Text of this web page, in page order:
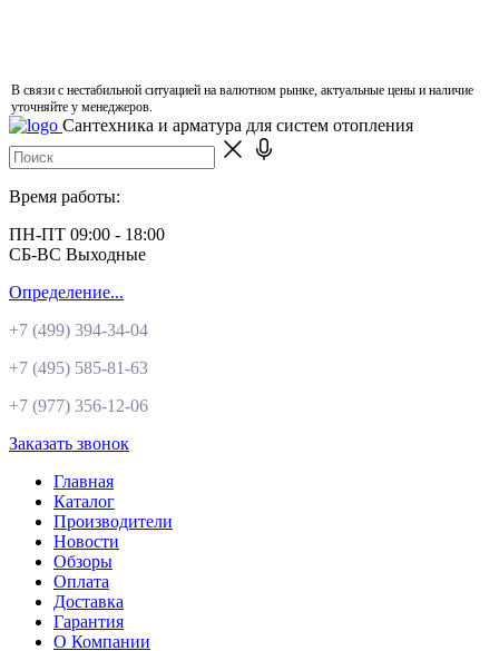
В связи с нестабильной ситуацией на валютном рынке, актуальные цены и наличие
уточняйте у менеджеров.
Сантехника и арматура для систем отопления
Время работы:
ПН-ПТ 09:00 - 18:00
СБ-ВС Выходные
Определение...
+7 (499) 394-34-04
+7 (495) 585-81-63
+7 (977) 356-12-06
Заказать звонок
Главная
Каталог
Производители
Новости
Обзоры
Оплата
Доставка
Гарантия
О Компании